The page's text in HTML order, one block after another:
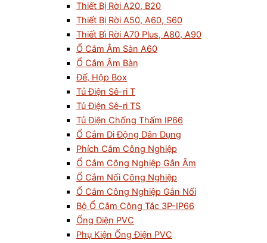
Thiết Bị Rời A20, B20
Thiết Bị Rời A50, A60, S60
Thiết Bì Rời A70 Plus, A80, A90
Ổ Cắm Âm Sàn A60
Ổ Cắm Âm Bàn
Đế, Hộp Box
Tủ Điện Sê-ri T
Tủ Điện Sê-ri TS
Tủ Điện Chống Thấm IP66
Ổ Cắm Di Động Dân Dụng
Phích Cắm Công Nghiệp
Ổ Cắm Công Nghiệp Gắn Âm
Ổ Cắm Nối Công Nghiệp
Ổ Cắm Công Nghiệp Gắn Nổi
Bộ Ổ Cắm Công Tắc 3P-IP66
Ống Điện PVC
Phụ Kiện Ống Điện PVC